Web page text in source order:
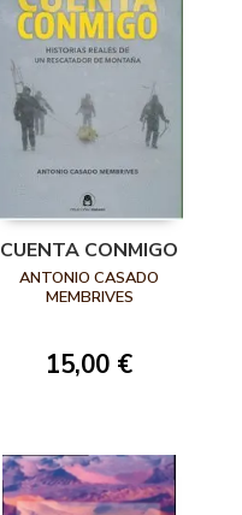
CUENTA CONMIGO
ANTONIO CASADO
MEMBRIVES
15,00 €